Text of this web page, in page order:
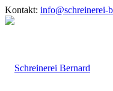
Kontakt: info@schreinerei-